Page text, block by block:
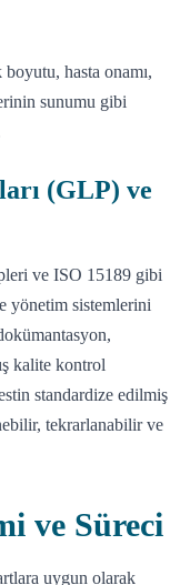
hasta onamı,
sunumu gibi
(GLP) ve
ve ISO 15189 gibi
yönetim sistemlerini
kalite kontrol
standardize edilmiş
tekrarlanabilir ve
ve Süreci
uygun olarak